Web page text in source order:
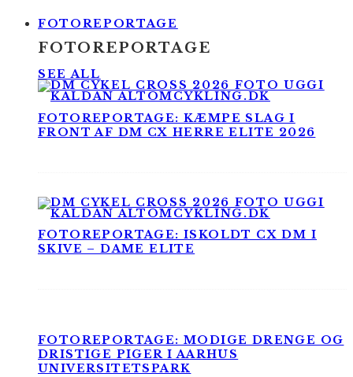
FOTOREPORTAGE
FOTOREPORTAGE
SEE ALL
FOTOREPORTAGE: KÆMPE SLAG I
FRONT AF DM CX HERRE ELITE 2026
FOTOREPORTAGE: ISKOLDT CX DM I
SKIVE – DAME ELITE
FOTOREPORTAGE: MODIGE DRENGE OG
DRISTIGE PIGER I AARHUS
UNIVERSITETSPARK